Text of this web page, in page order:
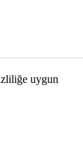
uygun